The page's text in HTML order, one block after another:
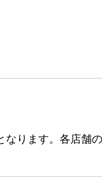
なります。各店舗